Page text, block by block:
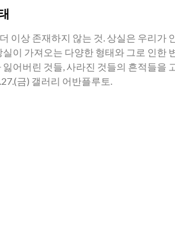
이상 존재하지 않는 것. 상실은 우리가
실이 가져오는 다양한 형태와 그로 인한
잃어버린 것들, 사라진 것들의 흔적들을
금) 갤러리 어반플루토.